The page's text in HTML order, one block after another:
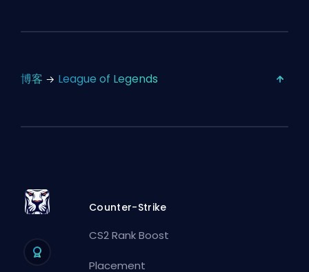
博客 League of Legends
Counter-Strike
CS2 Rank Boost
Placement